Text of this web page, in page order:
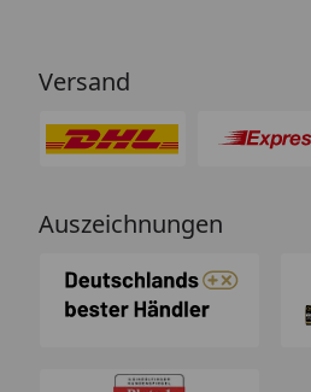
Versand
Auszeichnungen